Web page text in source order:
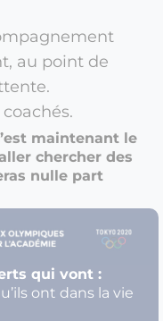
au point de
maintenant le
chercher des
nulle part
qui vont :
ont dans la vie